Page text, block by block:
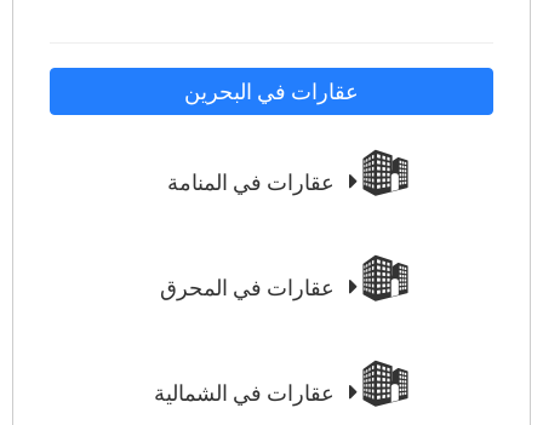
عقارات في البحرين
عقارات في المنامة
عقارات في المحرق
عقارات في الشمالية